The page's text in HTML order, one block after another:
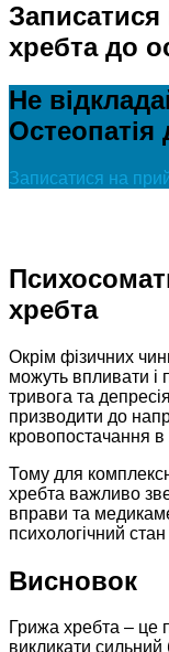
Записатися
хребта до
Не
Записатися на
хребта
Окрім фізичних
можуть впливати і
тривога та
призводити до
кровопостачання
Тому для
хребта важливо
вправи та
психологічний
Висновок
Грижа хребта –
викликати сильний